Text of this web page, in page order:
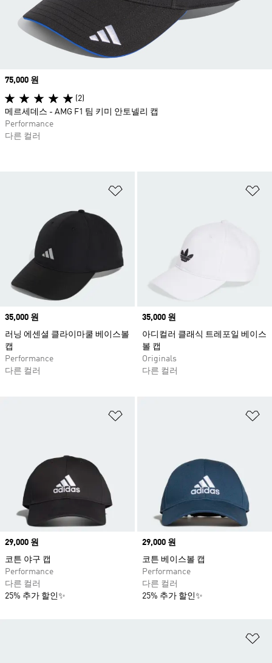
Price
35,000 원
러닝 에센셜 클라이마쿨 베이스볼
캡
Performance
다른 컬러
Price
35,000 원
아디컬러 클래식 트레포일 베이스
볼 캡
Originals
다른 컬러
Price
29,000 원
코튼 야구 캡
Performance
다른 컬러
25% 추가 할인✨
Price
29,000 원
코튼 베이스볼 캡
Performance
다른 컬러
25% 추가 할인✨
Price
75,000 원
(2)
메르세데스 - AMG F1 팀 키미 안토넬리 캡
Performance
다른 컬러